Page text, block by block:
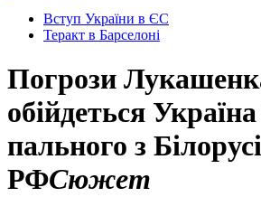
Вступ України в ЄС
Теракт в Барселоні
Погрози
обійдеться Україна
пального з
РФСюжет